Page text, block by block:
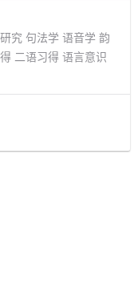
究 句法学 语音学 韵
二语习得 语言意识